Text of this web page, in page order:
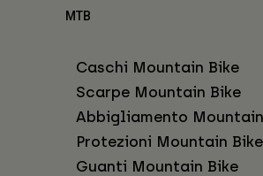
MTB
Caschi Mountain Bike
Scarpe Mountain Bike
Abbigliamento
Protezioni Mountain Bike
Guanti Mountain Bike